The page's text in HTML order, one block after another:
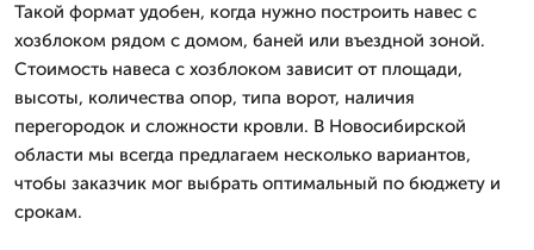
Такой формат удобен, когда нужно построить навес с
хозблоком рядом с домом, баней или въездной зоной.
Стоимость навеса с хозблоком зависит от площади,
высоты, количества опор, типа ворот, наличия
перегородок и сложности кровли. В Новосибирской
области мы всегда предлагаем несколько вариантов,
чтобы заказчик мог выбрать оптимальный по бюджету и
срокам.